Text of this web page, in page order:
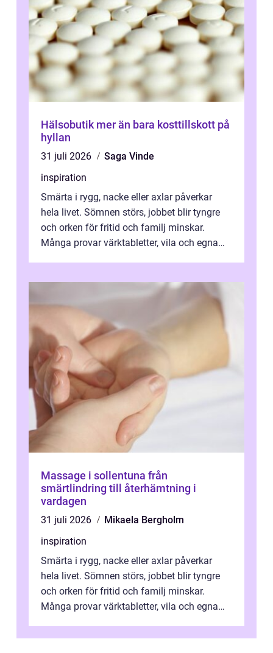
Hälsobutik mer än bara kosttillskott på
hyllan
31 juli 2026
Saga Vinde
inspiration
Smärta i rygg, nacke eller axlar påverkar
hela livet. Sömnen störs, jobbet blir tyngre
och orken för fritid och familj minskar.
Många provar värktabletter, vila och egna
Massage i sollentuna från
smärtlindring till återhämtning i
vardagen
31 juli 2026
Mikaela Bergholm
inspiration
Smärta i rygg, nacke eller axlar påverkar
hela livet. Sömnen störs, jobbet blir tyngre
och orken för fritid och familj minskar.
Många provar värktabletter, vila och egna